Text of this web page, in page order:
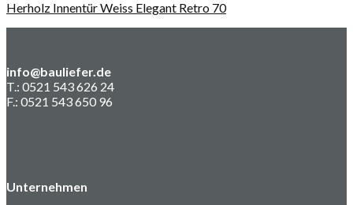
Herholz Innentür Weiss Elegant Retro 70
info@bauliefer.de
T.: 0521 543 626 24
F.: 0521 543 650 96
Unternehmen